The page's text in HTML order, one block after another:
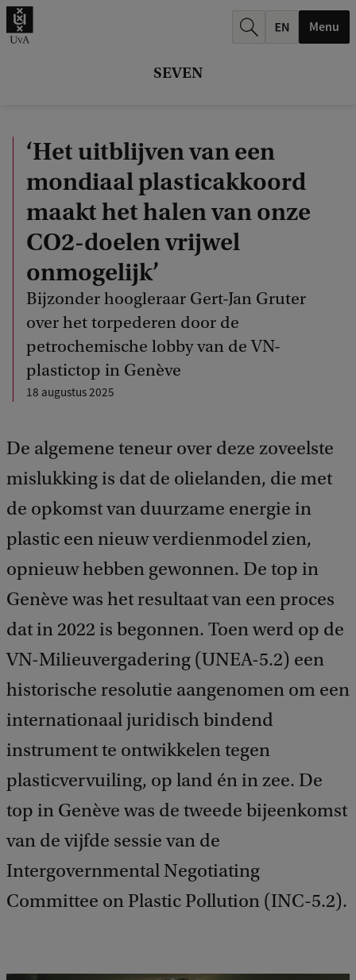
SEVEN
Menu
‘Het uitblijven van een
mondiaal plasticakkoord
maakt het halen van onze
CO2-doelen vrijwel
onmogelijk’
Bijzonder hoogleraar Gert-Jan Gruter
over het torpederen door de
petrochemische lobby van de VN-
plastictop in Genève
18 augustus 2025
De algemene teneur over deze zoveelste
mislukking is dat de olielanden, die met
de opkomst van duurzame energie in
plastic een nieuw verdienmodel zien,
opnieuw hebben gewonnen. De top in
Genève was het resultaat van een proces
dat in 2022 is begonnen. Toen werd op de
VN-Milieuvergadering (UNEA-5.2) een
historische resolutie aangenomen om een
internationaal juridisch bindend
instrument te ontwikkelen tegen
plasticvervuiling, op land én in zee. De
top in Genève was de tweede bijeenkomst
van de vijfde sessie van de
Intergovernmental Negotiating
Committee on Plastic Pollution (INC-5.2).